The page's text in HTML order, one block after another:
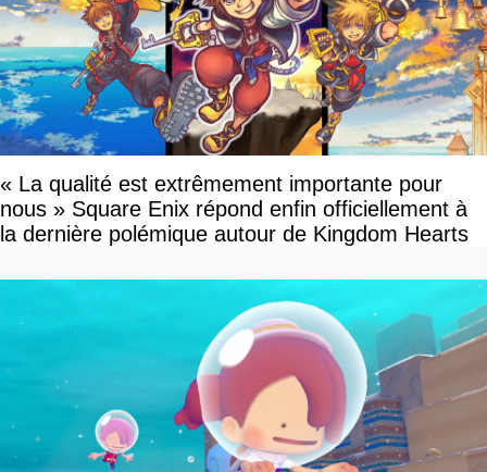
« La qualité est extrêmement importante pour
nous » Square Enix répond enfin officiellement à
la dernière polémique autour de Kingdom Hearts